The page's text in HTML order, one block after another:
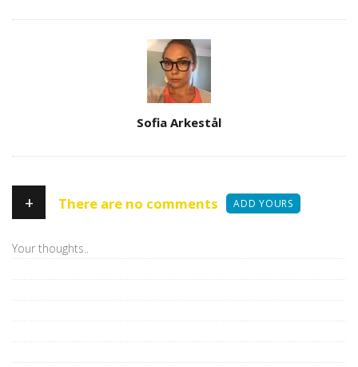
Sofia Arkestål
+ There are no comments ADD YOURS